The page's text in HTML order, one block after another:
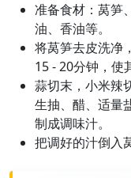
准备食材：莴笋
油、香油等。
将莴笋去皮洗净
15 - 20分钟，使
蒜切末，小米辣
生抽、醋、适量
制成调味汁。
把调好的汁倒入